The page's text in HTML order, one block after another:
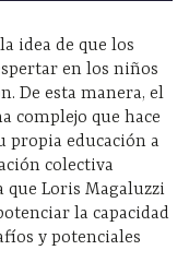
idea de que los
en los niños
De esta manera, el
complejo que hace
propia educación a
colectiva
Loris Magaluzzi
la capacidad
y potenciales